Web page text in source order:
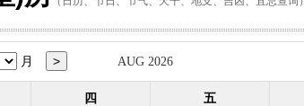
月 AUG 2026
四 五